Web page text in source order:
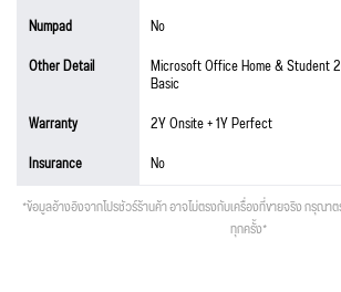
Numpad
No
Other Detail
Microsoft Office Home & Student
Basic
Warranty
2Y Onsite + 1Y Perfect
Insurance
No
*ข้อมูลอ้างอิงจากโปรชัวร์ร้านค้า อาจไม่ตรงกับเครื่องที่ขายจริง กรุณา
ทุกครั้ง*